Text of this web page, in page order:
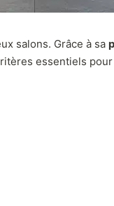
salons. Grâce à sa
essentiels